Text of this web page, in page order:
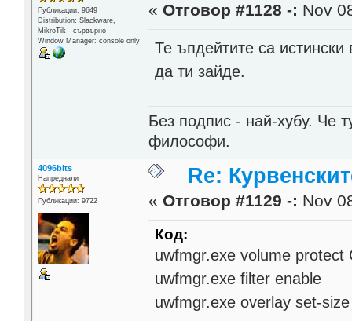
Публикации: 9649
Distribution: Slackware,
MikroTik - сървърно
Window Manager: console only
« Отговор #1128 -: Nov
Те ъпдейтите са истински
да ти зайде.
Без подпис - най-хубу. Че
философи.
4096bits
Напреднали
Публикации: 9722
Re:
« Отговор #1129 -: Nov
Код:
uwfmgr.exe volume protect
uwfmgr.exe filter enable
uwfmgr.exe overlay set-